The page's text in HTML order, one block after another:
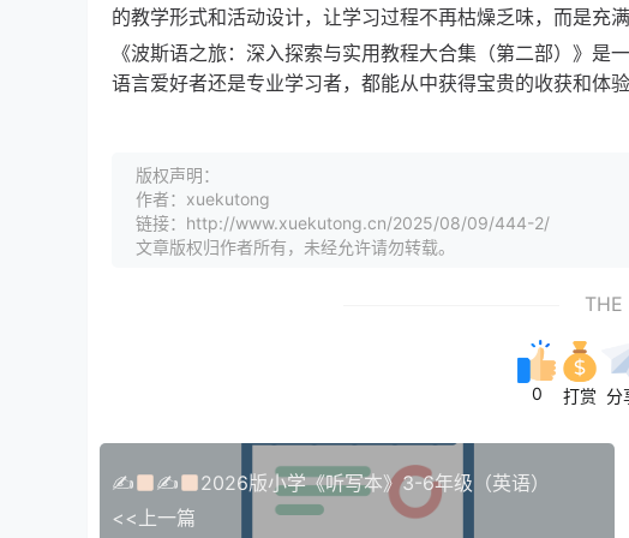
的教学形式和活动设计，让学习过程不再枯燥乏味，而是充满
《波斯语之旅：深入探索与实用教程大合集（第二部）》
语言爱好者还是专业学习者，都能从中获得宝贵的收获和体
版权声明：
作者：xuekutong
链接：http://www.xuekutong.cn/2025/08/09/444-2/
文章版权归作者所有，未经允许请勿转载。
THE
0 打赏 分
✍ ✍
2026版小学《听写本》3-6年级（英语）
<<上一篇